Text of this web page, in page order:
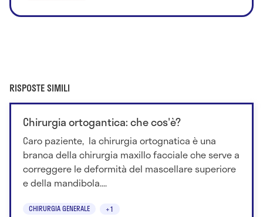
RISPOSTE SIMILI
Chirurgia ortogantica: che cos'è?
Caro paziente, la chirurgia ortognatica è una
branca della chirurgia maxillo facciale che serve a
correggere le deformità del mascellare superiore
e della mandibola....
CHIRURGIA GENERALE +1